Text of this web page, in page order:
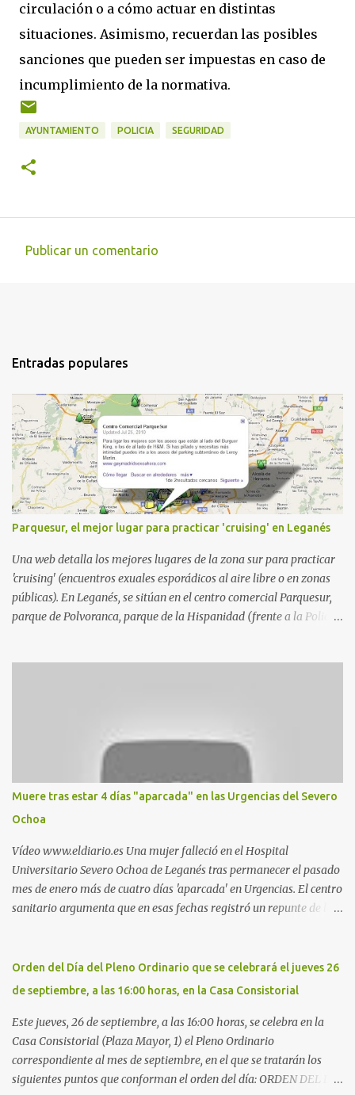
circulación o a cómo actuar en distintas
situaciones. Asimismo, recuerdan las posibles
sanciones que pueden ser impuestas en caso de
incumplimiento de la normativa.
AYUNTAMIENTO POLICIA SEGURIDAD
n
r
i
o
s
Publicar un comentario
Entradas populares
Parquesur, el mejor lugar para practicar 'cruising' en Leganés
Una web detalla los mejores lugares de la zona sur para practicar
'cruising' (encuentros exuales esporádicos al aire libre o en zonas
públicas). En Leganés, se sitúan en el centro comercial Parquesur,
parque de Polvoranca, parque de la Hispanidad (frente a la Policía
estadio municipal de Butarque) y caminos entre el estadio y Plaza
Nueva. Otro lugar: Escombrera de Polvoranca, entre Leganés y
Móstoles También en el parque de la Hispanidad, situado frente a
la Policía Local de Leganés de la calle Chile, 1, y junto al
cementerio de Butarque". Más información
Muere tras estar 4 días "aparcada" en las Urgencias del Severo
Ochoa
Vídeo www.eldiario.es Una mujer falleció en el Hospital
Universitario Severo Ochoa de Leganés tras permanecer el pasado
mes de enero más de cuatro días 'aparcada' en Urgencias. El centro
sanitario argumenta que en esas fechas registró un repunte de las
arritmia y agravamiento de su dolencia por culpa de un resfriado.
Por ello, la ingresaron a finales del año pasado en el Hospital
cama, en el pasillo, sin mantas y sin poder descansar. Su hija, que
ha denunciado el caso y que grabó un vídeo de la situación
extrema, aseguró que los pasillos estaban repletos de enfermos y
que faltaban médicos por las vacaciones de Navidad, además de
Orden del Día del Pleno Ordinario que se celebrará el jueves 26
de septiembre, a las 16:00 horas, en la Casa Consistorial
Este jueves, 26 de septiembre, a las 16:00 horas, se celebra en la
Casa Consistorial (Plaza Mayor, 1) el Pleno Ordinario
correspondiente al mes de septiembre, en el que se tratarán los
siguientes puntos que conforman el orden del día: ORDEN DEL DÍA